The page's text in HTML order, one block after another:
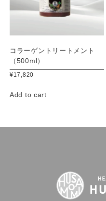
コラーゲントリートメント
（500ml）
¥17,820
Add to cart